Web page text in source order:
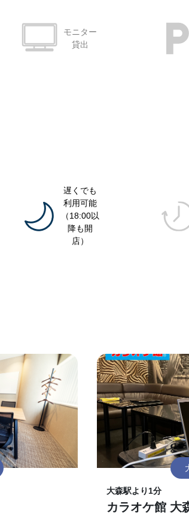
モニター
貸出
遅くでも
利用可能
（18:00以
降も開
店）
大森駅より1分
カラオケ館 大